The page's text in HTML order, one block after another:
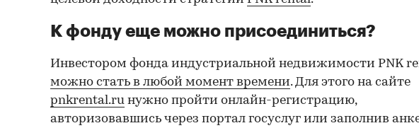
К фонду еще можно присоединиться?
Инвестором фонда индустриальной недвижимости PNK
можно стать в любой момент времени. Для этого на сайте
pnkrental.ru нужно пройти онлайн-регистрацию,
авторизовавшись через портал госуслуг или заполнив